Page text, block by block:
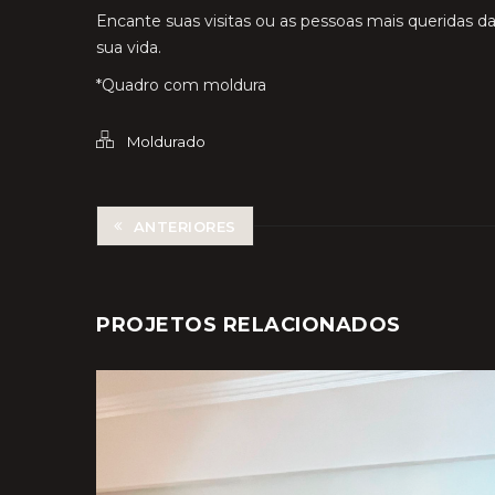
Encante suas visitas ou as pessoas mais queridas da
sua vida.
*Quadro com moldura
Moldurado
ANTERIORES
PROJETOS RELACIONADOS